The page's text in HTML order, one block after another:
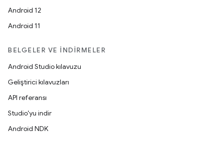
Android 12
Android 11
BELGELER VE İNDIRMELER
Android Studio kılavuzu
Geliştirici kılavuzları
API referansı
Studio'yu indir
Android NDK